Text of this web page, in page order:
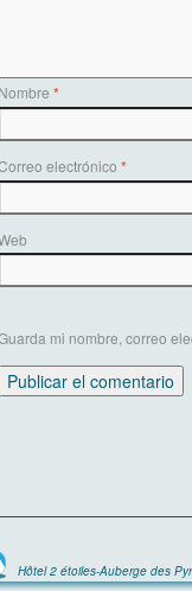
Nombre *
electrónico *
mi nombre, correo
Hôtel 2 étoiles-Auberge des